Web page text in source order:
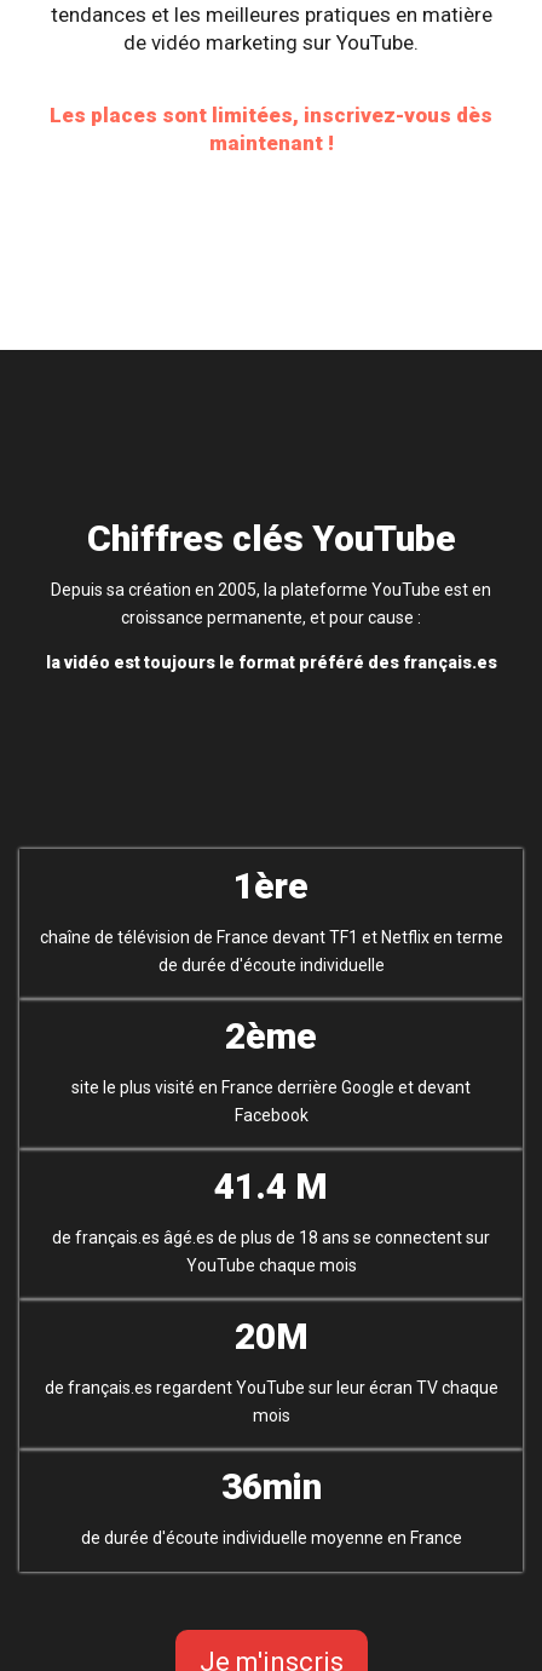
tendances et les meilleures pratiques en matière
de vidéo marketing sur YouTube.
Les places sont limitées, inscrivez-vous dès
maintenant !
Chiffres clés YouTube
Depuis sa création en 2005, la plateforme YouTube est en
croissance permanente, et pour cause :
la vidéo est toujours le format préféré des français.es
1ère
chaîne de télévision de France devant TF1 et Netflix en terme
de durée d'écoute individuelle
2ème
site le plus visité en France derrière Google et devant
Facebook
41.4 M
de français.es âgé.es de plus de 18 ans se connectent sur
YouTube chaque mois
20M
de français.es regardent YouTube sur leur écran TV chaque
mois
36min
de durée d'écoute individuelle moyenne en France
Je m'inscris